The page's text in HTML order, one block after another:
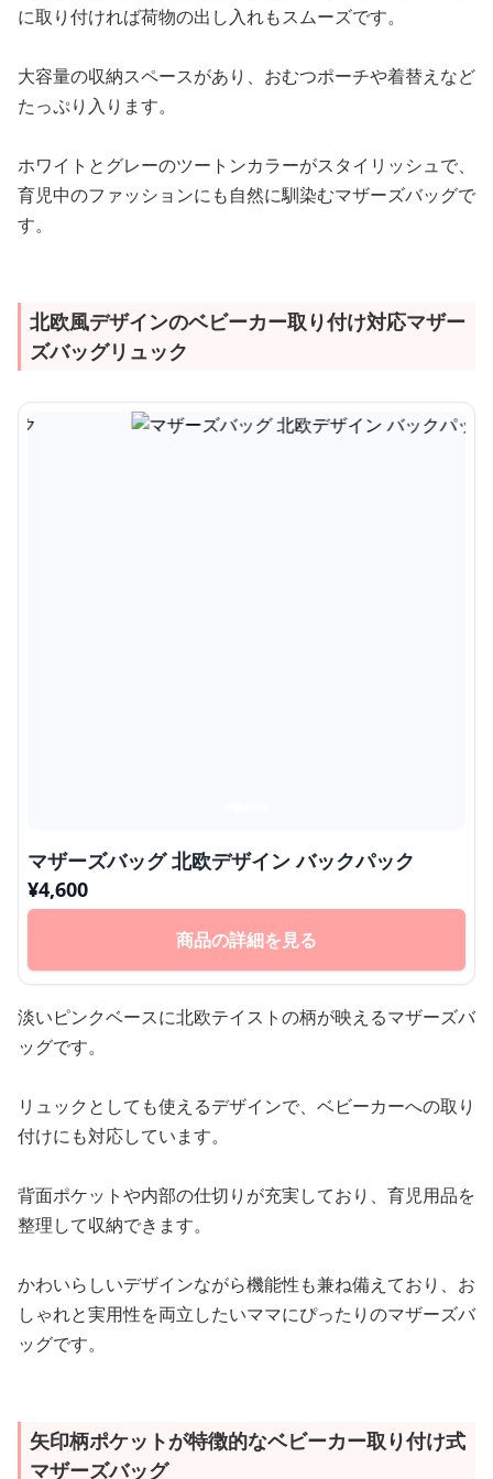
に取り付ければ荷物の出し入れもスムーズです。
大容量の収納スペースがあり、おむつポーチや着替えなど
たっぷり入ります。
ホワイトとグレーのツートンカラーがスタイリッシュで、
育児中のファッションにも自然に馴染むマザーズバッグで
す。
北欧風デザインのベビーカー取り付け対応マザー
ズバッグリュック
マザーズバッグ 北欧デザイン バックパック
¥4,600
商品の詳細を見る
淡いピンクベースに北欧テイストの柄が映えるマザーズバ
ッグです。
リュックとしても使えるデザインで、ベビーカーへの取り
付けにも対応しています。
背面ポケットや内部の仕切りが充実しており、育児用品を
整理して収納できます。
かわいらしいデザインながら機能性も兼ね備えており、お
しゃれと実用性を両立したいママにぴったりのマザーズバ
ッグです。
矢印柄ポケットが特徴的なベビーカー取り付け式
マザーズバッグ